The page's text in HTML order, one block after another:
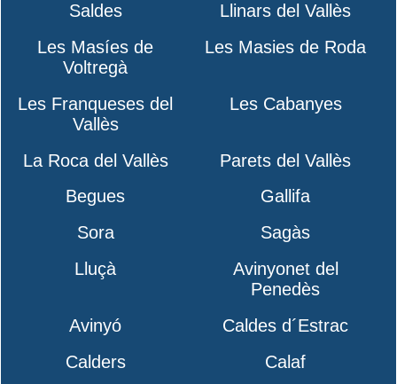
Saldes
Llinars del Vallès
Les Masíes de
Voltregà
Les Masies de Roda
Les Franqueses del
Vallès
Les Cabanyes
La Roca del Vallès
Parets del Vallès
Begues
Gallifa
Sora
Sagàs
Lluçà
Avinyonet del
Penedès
Avinyó
Caldes d´Estrac
Calders
Calaf